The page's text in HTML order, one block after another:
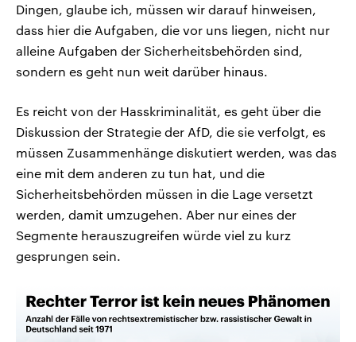
Dingen, glaube ich, müssen wir darauf hinweisen,
dass hier die Aufgaben, die vor uns liegen, nicht nur
alleine Aufgaben der Sicherheitsbehörden sind,
sondern es geht nun weit darüber hinaus.
Es reicht von der Hasskriminalität, es geht über die
Diskussion der Strategie der AfD, die sie verfolgt, es
müssen Zusammenhänge diskutiert werden, was das
eine mit dem anderen zu tun hat, und die
Sicherheitsbehörden müssen in die Lage versetzt
werden, damit umzugehen. Aber nur eines der
Segmente herauszugreifen würde viel zu kurz
gesprungen sein.